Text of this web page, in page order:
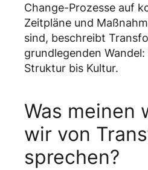
Change-Prozesse auf
Zeitpläne und
sind, beschreibt
grundlegenden
Struktur bis Kultur.
Was meinen
wir von
sprechen?